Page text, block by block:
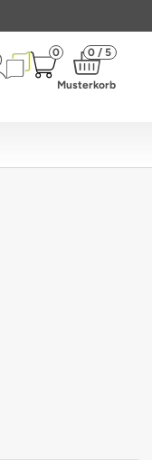
0 0 / 5
Musterkorb